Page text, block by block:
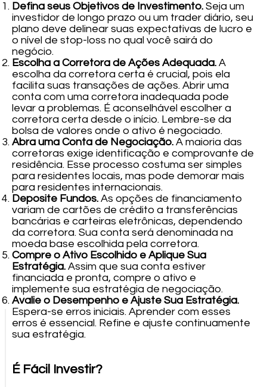
Defina seus Objetivos de Investimento.Seja um
investidor de longo prazo ou um trader diário, seu
plano deve delinear suas expectativas de lucro e
o nível de stop-loss no qual você sairá do
negócio.
Escolha a Corretora de Ações Adequada.A
escolha da corretora certa é crucial, pois ela
facilita suas transações de ações. Abrir uma
conta com uma corretora inadequada pode
levar a problemas. É aconselhável escolher a
corretora certa desde o início. Lembre-se da
bolsa de valores onde o ativo é negociado.
Abra uma Conta de Negociação.A maioria das
corretoras exige identificação e comprovante de
residência. Esse processo costuma ser simples
para residentes locais, mas pode demorar mais
para residentes internacionais.
Deposite Fundos.As opções de financiamento
variam de cartões de crédito a transferências
bancárias e carteiras eletrônicas, dependendo
da corretora. Sua conta será denominada na
moeda base escolhida pela corretora.
Compre o Ativo Escolhido e Aplique Sua
Estratégia.Assim que sua conta estiver
financiada e pronta, compre o ativo e
implemente sua estratégia de negociação.
Avalie o Desempenho e Ajuste Sua Estratégia.
Espera-se erros iniciais. Aprender com esses
erros é essencial. Refine e ajuste continuamente
sua estratégia.
É Fácil Investir?